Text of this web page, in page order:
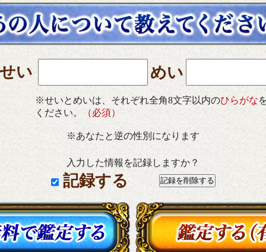
せい めい
※せいとめいは、それぞれ全角8文字以内のひらがな
ください。
（必須）
※あなたと逆の性別になります
入力した情報を記録しますか？
記録する